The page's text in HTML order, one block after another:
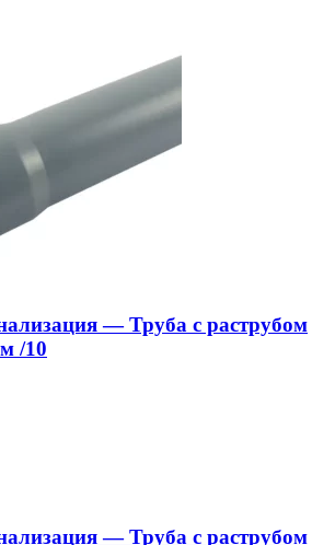
— Труба с раструбом
/10
— Труба с раструбом